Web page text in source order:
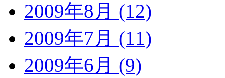
2009年8月 (12)
2009年7月 (11)
2009年6月 (9)